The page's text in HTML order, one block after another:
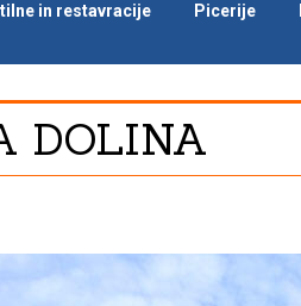
in restavracije Picerije
DOLINA